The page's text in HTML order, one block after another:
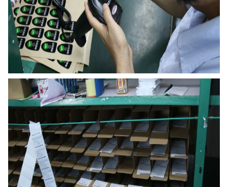
ارسال